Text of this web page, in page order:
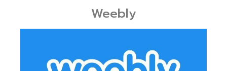
Weebly